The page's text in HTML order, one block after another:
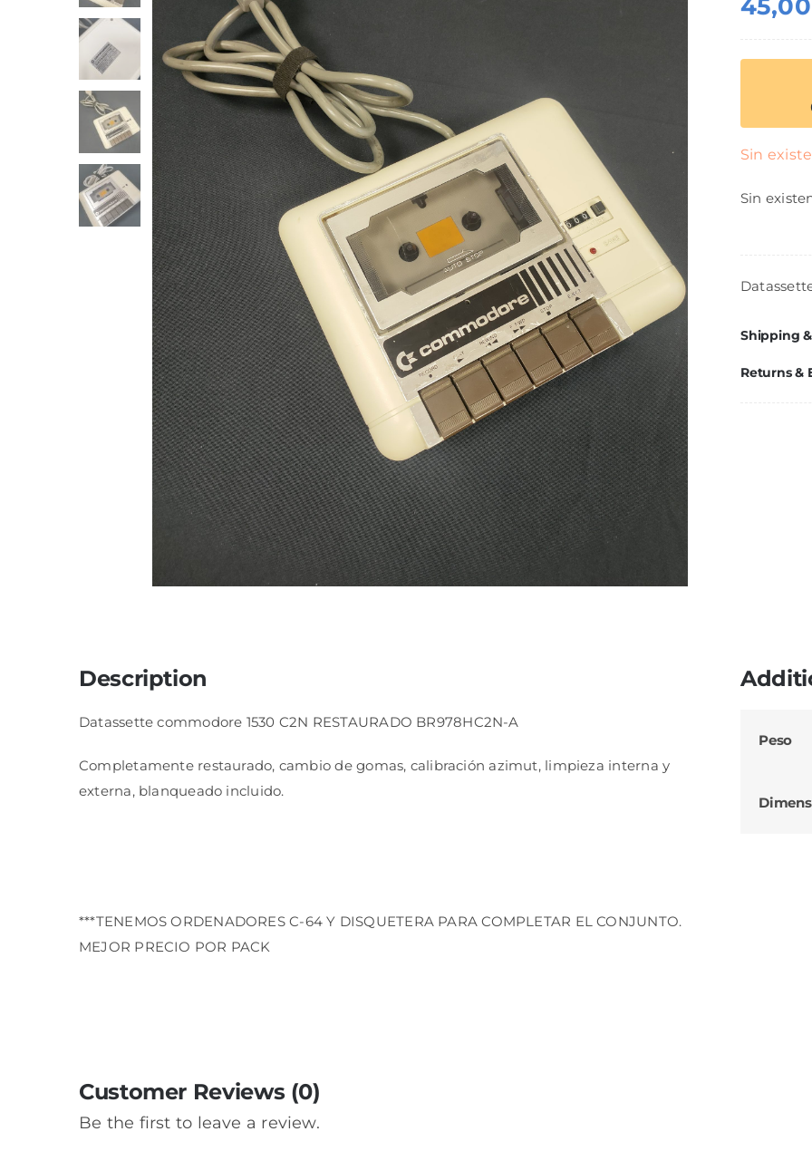
Sin
Sin
Shipping
Returns &
Description
Datassette commodore 1530 C2N RESTAURADO BR978HC2N-A
Completamente restaurado, cambio de gomas, calibración azimut, limpieza interna y
externa, blanqueado incluido.
***TENEMOS ORDENADORES C-64 Y DISQUETERA PARA COMPLETAR EL CONJUNTO.
MEJOR PRECIO POR PACK
Peso
Customer Reviews (0)
Be the first to leave a review.